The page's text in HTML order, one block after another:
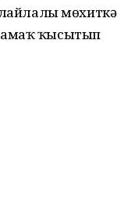
мөхиткә
тамаҡ ҡысытып